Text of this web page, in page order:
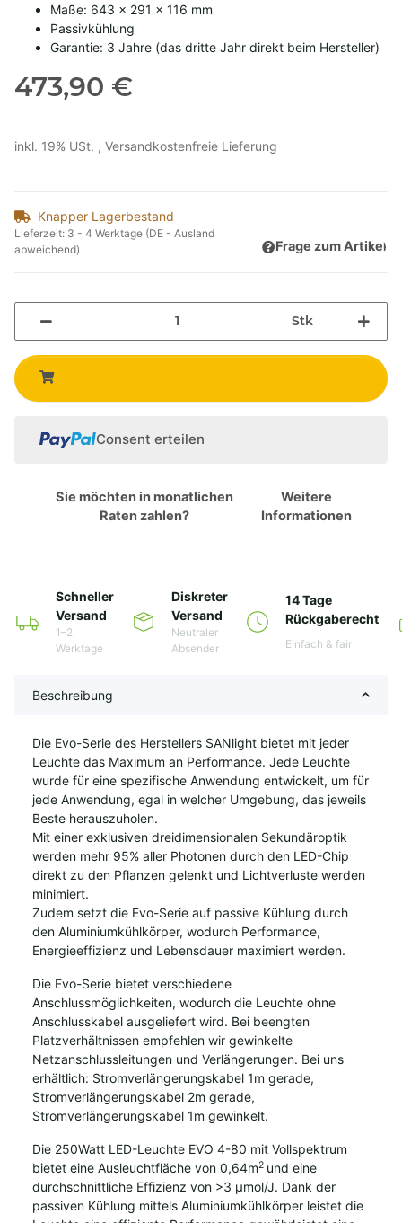
Maße: 643 x 291 x 116 mm
Passivkühlung
Garantie: 3 Jahre (das dritte Jahr direkt beim Hersteller)
473,90 €
inkl. 19% USt. , Versandkostenfreie Lieferung
Knapper Lagerbestand
Lieferzeit: 3 - 4 Werktage (DE - Ausland
abweichend)
Frage zum Artikel
Stk
Consent erteilen
Sie möchten in monatlichen
Raten zahlen?
Weitere
Informationen
Schneller
Versand
1–2
Werktage
Diskreter
Versand
Neutraler
Absender
14 Tage
Rückgaberecht
Einfach & fair
Beschreibung
Die Evo-Serie des Herstellers SANlight bietet mit jeder
Leuchte das Maximum an Performance. Jede Leuchte
wurde für eine spezifische Anwendung entwickelt, um für
jede Anwendung, egal in welcher Umgebung, das jeweils
Beste herauszuholen.
Mit einer exklusiven dreidimensionalen Sekundäroptik
werden mehr 95% aller Photonen durch den LED-Chip
direkt zu den Pflanzen gelenkt und Lichtverluste werden
minimiert.
Zudem setzt die Evo-Serie auf passive Kühlung durch
den Aluminiumkühlkörper, wodurch Performance,
Energieeffizienz und Lebensdauer maximiert werden.
Die Evo-Serie bietet verschiedene
Anschlussmöglichkeiten, wodurch die Leuchte ohne
Anschlusskabel ausgeliefert wird. Bei beengten
Platzverhältnissen empfehlen wir gewinkelte
Netzanschlussleitungen und Verlängerungen. Bei uns
erhältlich: Stromverlängerungskabel 1m gerade,
Stromverlängerungskabel 2m gerade,
Stromverlängerungskabel 1m gewinkelt.
Die 250Watt LED-Leuchte EVO 4-80 mit Vollspektrum
bietet eine Ausleuchtfläche von 0,64m2 und eine
durchschnittliche Effizienz von >3 µmol/J. Dank der
passiven Kühlung mittels Aluminiumkühlkörper leistet die